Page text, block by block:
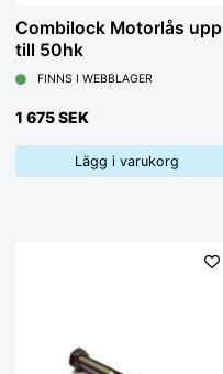
Combilock Motorlås upp
till 50hk
FINNS I WEBBLAGER
1 675 SEK
Lägg i varukorg